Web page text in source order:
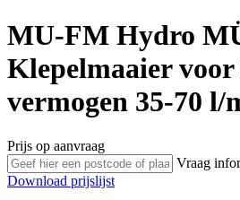
MU-FM Hydro
Klepelmaaier
vermogen 35-70 l/
Prijs op aanvraag
Vraag
Download prijslijst